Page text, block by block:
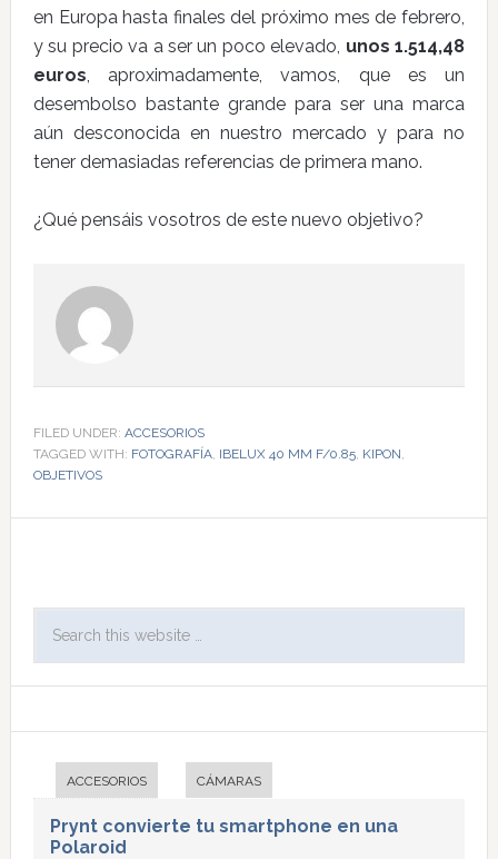
en Europa hasta finales del próximo mes de febrero,
y su precio va a ser un poco elevado, unos 1.514,48
euros, aproximadamente, vamos, que es un
desembolso bastante grande para ser una marca
aún desconocida en nuestro mercado y para no
tener demasiadas referencias de primera mano.
¿Qué pensáis vosotros de este nuevo objetivo?
FILED UNDER: ACCESORIOS
TAGGED WITH: FOTOGRAFÍA, IBELUX 40 MM F/0.85, KIPON,
OBJETIVOS
ACCESORIOS CÁMARAS
Prynt convierte tu smartphone en una
Polaroid